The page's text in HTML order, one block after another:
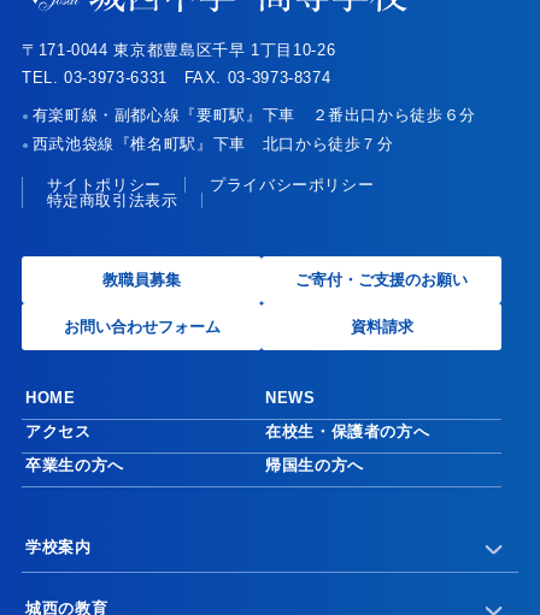
〒171-0044 東京都豊島区千早 1丁目10-26
TEL. 03-3973-6331 FAX. 03-3973-8374
● 有楽町線・副都心線『要町駅』下車 ２番出口から徒歩６分
● 西武池袋線『椎名町駅』下車 北口から徒歩７分
サイトポリシー
プライバシーポリシー
特定商取引法表示
教職員募集 ご寄付・ご支援のお願い
お問い合わせフォーム 資料請求
HOME
NEWS
アクセス
在校生・保護者の方へ
卒業生の方へ
帰国生の方へ
学校案内
城西の教育